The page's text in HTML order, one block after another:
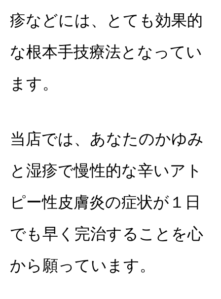
疹などには、とても効果的
な根本手技療法となってい
ます。
当店では、あなたのかゆみ
と湿疹で慢性的な辛いアト
ピー性皮膚炎の症状が１日
でも早く完治することを心
から願っています。